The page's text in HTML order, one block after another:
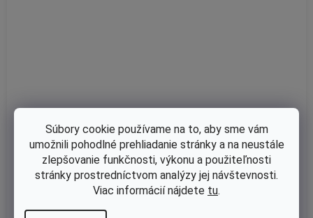
Súbory cookie používame na to, aby sme vám
umožnili pohodlné prehliadanie stránky a na neustále
zlepšovanie funkčnosti, výkonu a použiteľnosti
stránky prostredníctvom analýzy jej návštevnosti.
Viac informácií nájdete tu.
Karburátor Repair Kit Briggs Stratton Quantum (498260)
Skladom